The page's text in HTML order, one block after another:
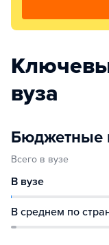
вуза
Бюджетные
Всего в вузе
В вузе
В среднем по